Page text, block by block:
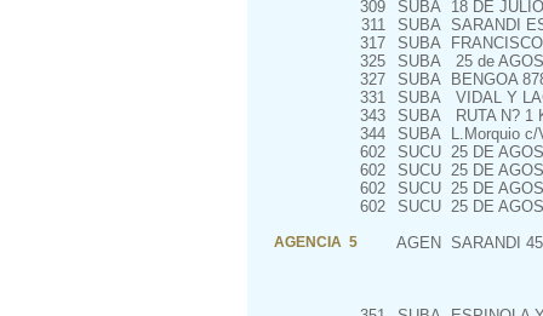
309
SUBA 18 DE
311
SUBA SARANDI
317
SUBA
325
SUBA 25 de
327
SUBA BENGOA
331
SUBA VIDAL Y
343
SUBA RUTA N? 1
344
SUBA L.Morquio c/
602
SUCU 25 DE
602
SUCU 25 DE
602
SUCU 25 DE
602
SUCU 25 DE
AGENCIA 5 AGEN SARANDI